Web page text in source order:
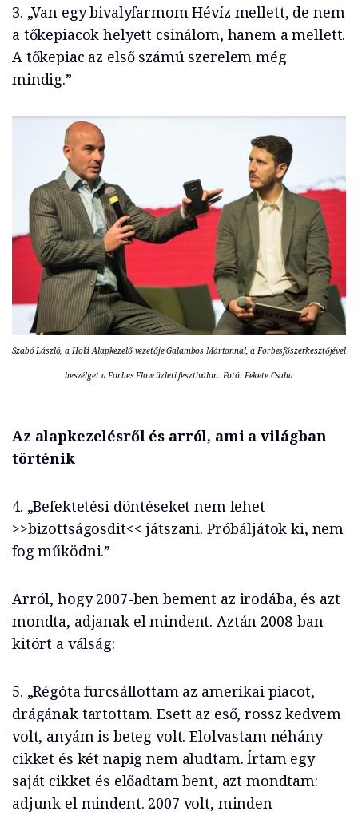
3. „Van egy bivalyfarmom Hévíz mellett, de nem
a tőkepiacok helyett csinálom, hanem a mellett.
A tőkepiac az első számú szerelem még
mindig.”
Szabó László, a Hold Alapkezelő vezetője Galambos Mártonnal, a Forbesfőszerkesztőjével
beszélget a Forbes Flow üzleti fesztiválon. Fotó: Fekete Csaba
Az alapkezelésről és arról, ami a világban
történik
4. „Befektetési döntéseket nem lehet
>>bizottságosdit<< játszani. Próbáljátok ki, nem
fog működni.”
Arról, hogy 2007-ben bement az irodába, és azt
mondta, adjanak el mindent. Aztán 2008-ban
kitört a válság:
5. „Régóta furcsállottam az amerikai piacot,
drágának tartottam. Esett az eső, rossz kedvem
volt, anyám is beteg volt. Elolvastam néhány
cikket és két napig nem aludtam. Írtam egy
saját cikket és előadtam bent, azt mondtam:
adjunk el mindent. 2007 volt, minden